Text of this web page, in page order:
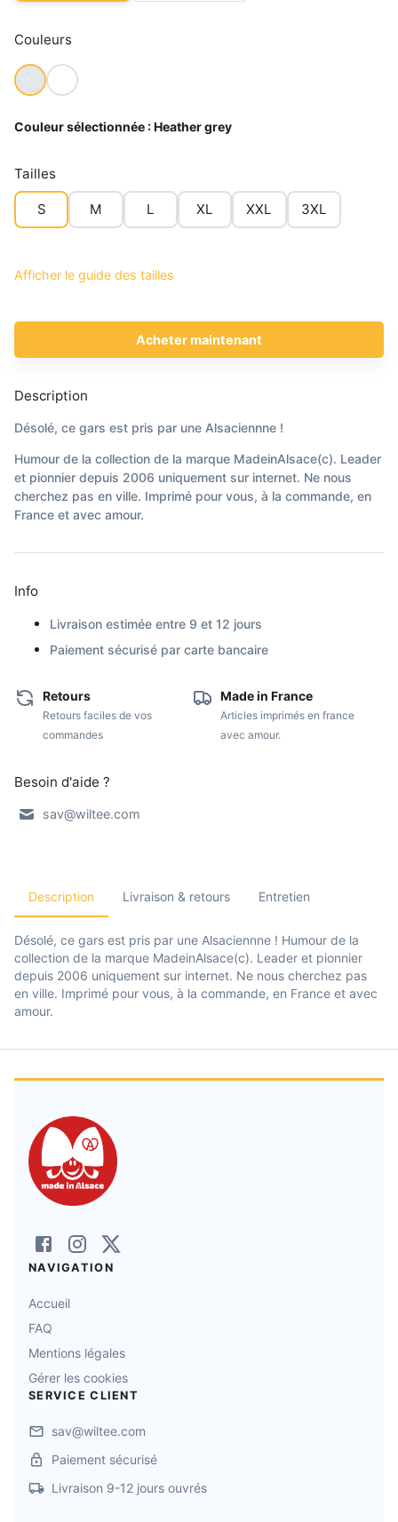
Couleurs
Couleur sélectionnée :Heather grey
Tailles
S M L XL XXL 3XL
Afficher le guide des tailles
Acheter maintenant
Description
Désolé, ce gars est pris par une Alsaciennne !
Humour de la collection de la marque MadeinAlsace(c). Leader
et pionnier depuis 2006 uniquement sur internet. Ne nous
cherchez pas en ville. Imprimé pour vous, à la commande, en
France et avec amour.
Info
Livraison estimée entre 9 et 12 jours
Paiement sécurisé par carte bancaire
Retours
Retours faciles de vos
commandes
Made in France
Articles imprimés en france
avec amour.
Besoin d'aide ?
sav@wiltee.com
Description Livraison & retours Entretien
Désolé, ce gars est pris par une Alsaciennne ! Humour de la
collection de la marque MadeinAlsace(c). Leader et pionnier
depuis 2006 uniquement sur internet. Ne nous cherchez pas
en ville. Imprimé pour vous, à la commande, en France et avec
amour.
NAVIGATION
Accueil
FAQ
Mentions légales
Gérer les cookies
SERVICE CLIENT
sav@wiltee.com
Paiement sécurisé
Livraison 9-12 jours ouvrés